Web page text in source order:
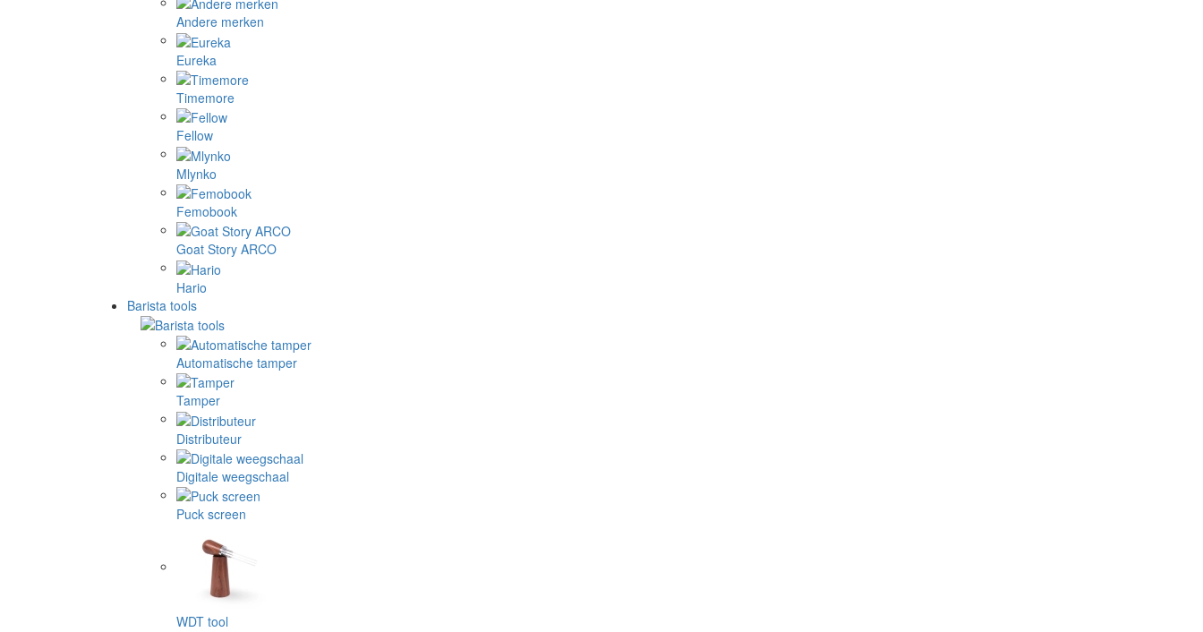
Andere merken
Eureka
Timemore
Fellow
Mlynko
Femobook
Goat Story ARCO
Hario
Barista tools
Automatische tamper
Tamper
Distributeur
Digitale weegschaal
Puck screen
WDT tool